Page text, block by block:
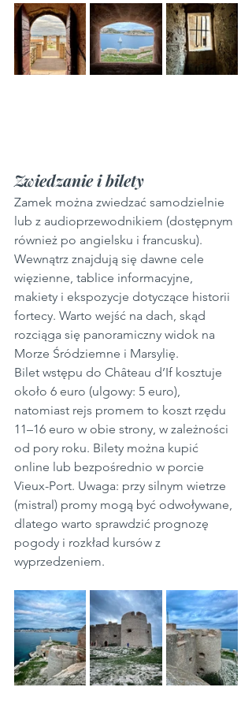
Zwiedzanie i bilety
Zamek można zwiedzać samodzielnie
lub z audioprzewodnikiem (dostępnym
również po angielsku i francusku).
Wewnątrz znajdują się dawne cele
więzienne, tablice informacyjne,
makiety i ekspozycje dotyczące historii
fortecy. Warto wejść na dach, skąd
rozciąga się panoramiczny widok na
Morze Śródziemne i Marsylię.
Bilet wstępu do Château d’If kosztuje
około 6 euro (ulgowy: 5 euro),
natomiast rejs promem to koszt rzędu
11–16 euro w obie strony, w zależności
od pory roku. Bilety można kupić
online lub bezpośrednio w porcie
Vieux-Port. Uwaga: przy silnym wietrze
(mistral) promy mogą być odwoływane,
dlatego warto sprawdzić prognozę
pogody i rozkład kursów z
wyprzedzeniem.